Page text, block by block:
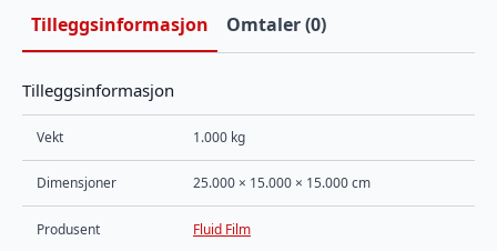
Tilleggsinformasjon Omtaler (0)
Tilleggsinformasjon
Vekt 1.000 kg
Dimensjoner 25.000 × 15.000 × 15.000 cm
Produsent Fluid Film